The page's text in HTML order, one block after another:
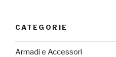
CATEGORIE
Armadi e Accessori